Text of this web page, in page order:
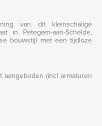
van dit kleinschalige
in Petegem-aan-Schelde,
bouwstijl met een tijdloze
(incl armaturen